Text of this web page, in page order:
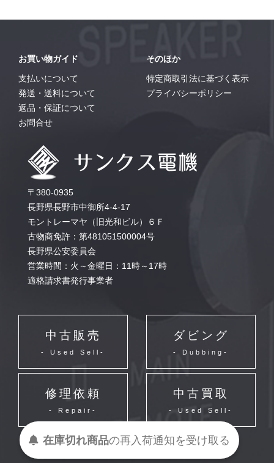
お買い物ガイド
支払いについて
発送・送料について
返品・保証について
お問合せ
そのほか
特定商取引法に基づく表示
プライバシーポリシー
〒380-0935
長野県長野市中御所4-4-17
モントレーマヤ（旧光和ビル）６Ｆ
古物商免許：第481051500004号
長野県公安委員会
営業時間：火～金曜日：11時～17時
適格請求書発行事業者
中古販売
- Used Sell-
ダビング
- Dubbing-
修理依頼
- Repair-
中古買取
- Used Sell-
在庫切れ商品の再入荷通知を受け取る